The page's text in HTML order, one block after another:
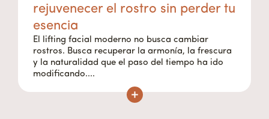
rejuvenecer el rostro sin perder tu
esencia
El lifting facial moderno no busca cambiar
rostros. Busca recuperar la armonía, la frescura
y la naturalidad que el paso del tiempo ha ido
modificando....